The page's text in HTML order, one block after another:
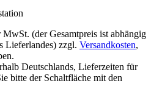
(der Gesamtpreis ist abhängig
Lieferlandes) zzgl. Versandkosten,
Deutschlands, Lieferzeiten für
bitte der Schaltfläche mit den